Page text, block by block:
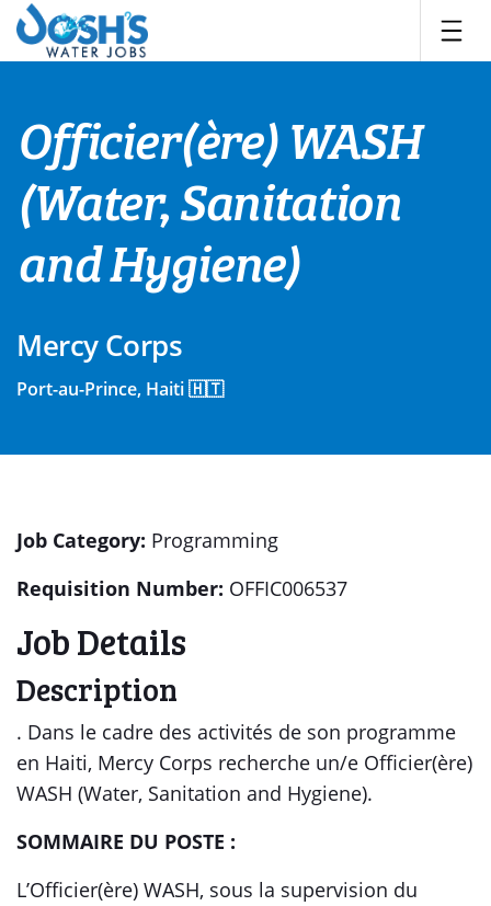
Skip
content
Officier(ère) WASH
(Water, Sanitation
and Hygiene)
Mercy Corps
Port-au-Prince, Haiti 🇭🇹
Job Category: Programming
Requisition Number: OFFIC006537
Job Details
Description
. Dans le cadre des activités de son programme
en Haiti, Mercy Corps recherche un/e Officier(ère)
WASH (Water, Sanitation and Hygiene).
SOMMAIRE DU POSTE :
L’Officier(ère) WASH, sous la supervision du